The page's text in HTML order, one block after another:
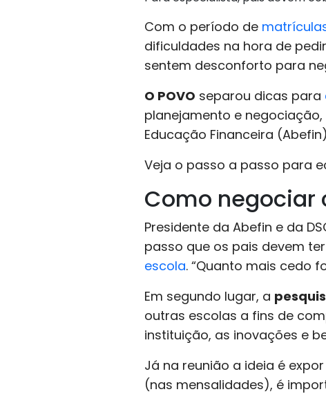
Com o período de
dificuldades na hora de
sentem desconforto para
O POVO separou dicas para
planejamento e
Educação Financeira
Veja o passo a passo para
Como negociar
Presidente da Abefin e da
passo que os pais devem
escola. “Quanto mais cedo
Em segundo lugar, a
outras escolas a fins de
instituição, as inovações e
Já na reunião a ideia é
(nas mensalidades), é